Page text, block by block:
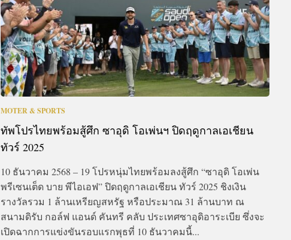
MOTER & SPORTS
ทัพโปรไทยพร้อมสู้ศึก ซาอุดิ โอเพ่นฯ ปิดฤดูกาลเอเชียน
ทัวร์ 2025
10 ธันวาคม 2568 – 19 โปรหนุ่มไทยพร้อมลงสู้ศึก “ซาอุดิ โอเพ่น
พรีเซนเต็ด บาย พีไอเอฟ” ปิดฤดูกาลเอเชียน ทัวร์ 2025 ชิงเงิน
รางวัลรวม 1 ล้านเหรียญสหรัฐ หรือประมาณ 31 ล้านบาท ณ
สนามดิรับ กอล์ฟ แอนด์ คันทรี คลับ ประเทศซาอุดิอาระเบีย ซึ่งจะ
เปิดฉากการแข่งขันรอบแรกพุธที่ 10 ธันวาคมนี้...